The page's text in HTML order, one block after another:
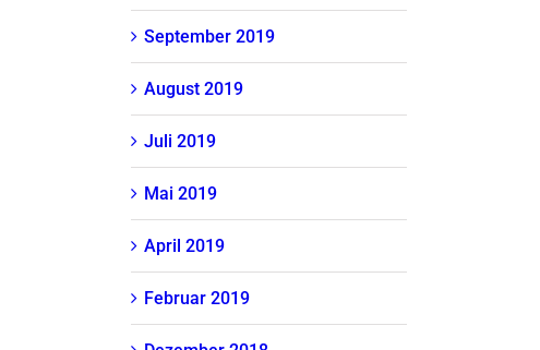
September 2019
August 2019
Juli 2019
Mai 2019
April 2019
Februar 2019